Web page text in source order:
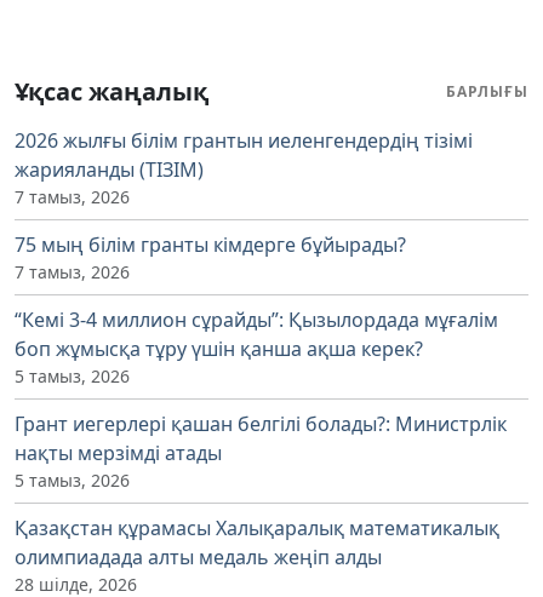
Ұқсас жаңалық БАРЛЫҒЫ
2026 жылғы білім грантын иеленгендердің тізімі
жарияланды (ТІЗІМ)
7 тамыз, 2026
75 мың білім гранты кімдерге бұйырады?
7 тамыз, 2026
“Кемі 3-4 миллион сұрайды”: Қызылордада мұғалім
боп жұмысқа тұру үшін қанша ақша керек?
5 тамыз, 2026
Грант иегерлері қашан белгілі болады?: Министрлік
нақты мерзімді атады
5 тамыз, 2026
Қазақстан құрамасы Халықаралық математикалық
олимпиадада алты медаль жеңіп алды
28 шілде, 2026